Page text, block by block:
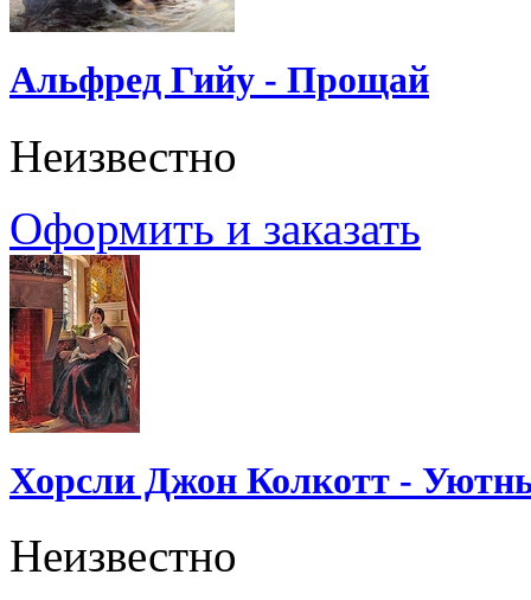
Альфред Гийу - Прощай
Неизвестно
Оформить и заказать
Хорсли Джон Колкотт -
Неизвестно